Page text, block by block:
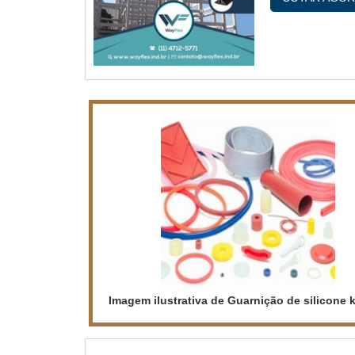
Imagem ilustrativa de Guarnição de silicone